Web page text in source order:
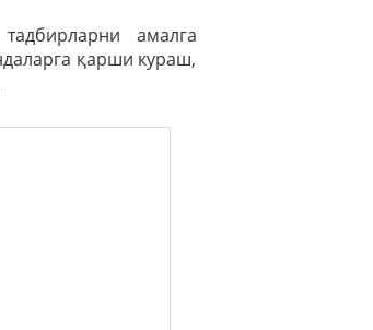
амалга
қарши кураш,